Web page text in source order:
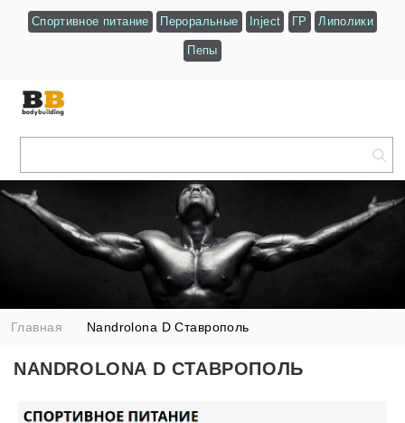
Спортивное питание Пероральные Inject ГР Липолики
Пепы
Главная Nandrolona D Ставрополь
NANDROLONA D СТАВРОПОЛЬ